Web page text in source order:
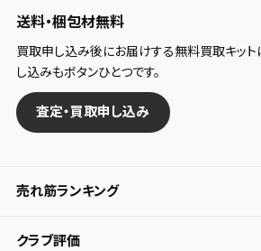
送料・梱包材無料
買取申し込み後にお届けする無料買取キット
し込みもボタンひとつです。
査定・買取申し込み
売れ筋ランキング
クラブ評価